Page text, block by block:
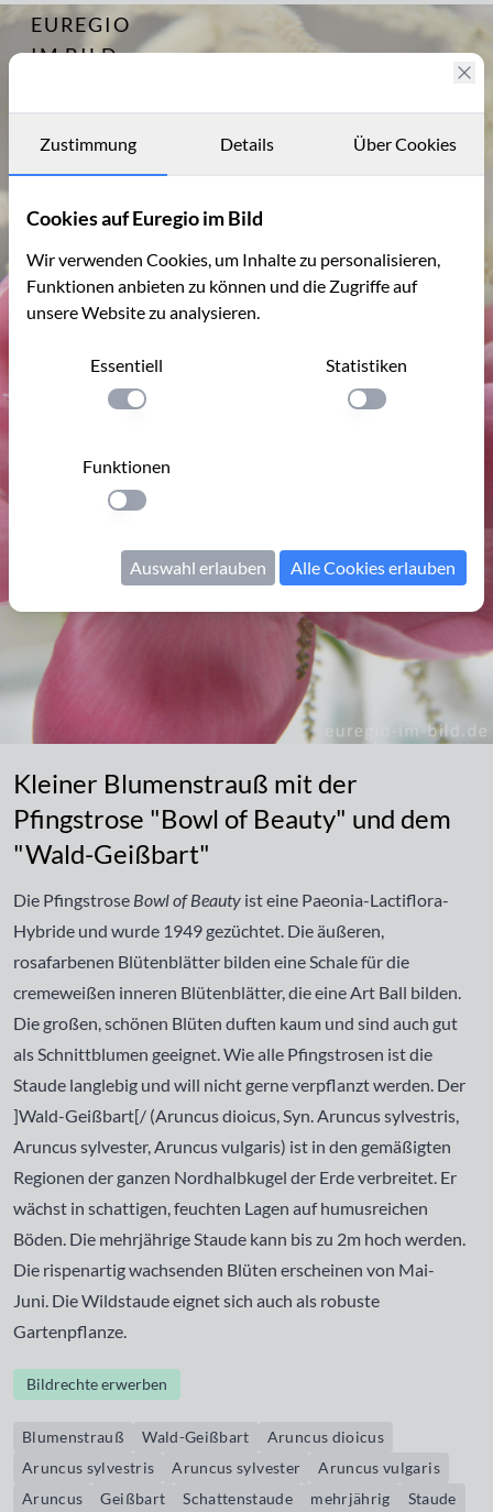
EUREGIO
IM BILD
Archiv
Kontakt
Archiv 6835
Kleiner Blumenstrauß mit der
Pfingstrose "Bowl of Beauty" und dem
"Wald-Geißbart"
Die Pfingstrose Bowl of Beauty ist eine Paeonia-Lactiflora-
Hybride und wurde 1949 gezüchtet. Die äußeren,
rosafarbenen Blütenblätter bilden eine Schale für die
cremeweißen inneren Blütenblätter, die eine Art Ball bilden.
Die großen, schönen Blüten duften kaum und sind auch gut
als Schnittblumen geeignet. Wie alle Pfingstrosen ist die
Staude langlebig und will nicht gerne verpflanzt werden. Der
]Wald-Geißbart[/ (Aruncus dioicus, Syn. Aruncus sylvestris,
Aruncus sylvester, Aruncus vulgaris) ist in den gemäßigten
Regionen der ganzen Nordhalbkugel der Erde verbreitet. Er
wächst in schattigen, feuchten Lagen auf humusreichen
Böden. Die mehrjährige Staude kann bis zu 2m hoch werden.
Die rispenartig wachsenden Blüten erscheinen von Mai-
Juni. Die Wildstaude eignet sich auch als robuste
Gartenpflanze.
Bildrechte erwerben
Blumenstrauß Wald-Geißbart
Aruncus dioicus
Aruncus sylvestris
Aruncus sylvester
Aruncus vulgaris
Aruncus
Geißbart Schattenstaude mehrjährig
Staude
Zustimmung Details Über Cookies
Cookies auf Euregio im Bild
Wir verwenden Cookies, um Inhalte zu personalisieren,
Funktionen anbieten zu können und die Zugriffe auf
unsere Website zu analysieren.
Essentiell
Einstellung anwenden
Statistiken
Einstellung
Funktionen
Einstellung anwenden
Auswahl erlauben Alle Cookies erlauben